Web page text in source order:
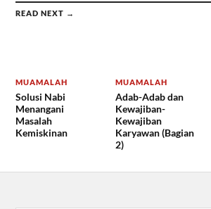
READ NEXT →
MUAMALAH
Solusi Nabi
Menangani
Masalah
Kemiskinan
MUAMALAH
Adab-Adab dan
Kewajiban-
Kewajiban
Karyawan (Bagian
2)